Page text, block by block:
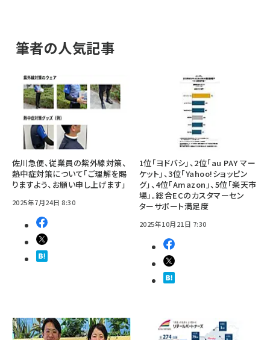
筆者の人気記事
佐川急便、従業員の紫外線対策、
熱中症対策について「ご理解を賜
りますよう、お願い申し上げます」
2025年7月24日 8:30
1位「ヨドバシ」、2位「au PAY マー
ケット」、3位「Yahoo!ショッピン
グ」、4位「Amazon」、5位「楽天市
場」。総合ECのカスタマーセン
ターサポート満足度
2025年10月21日 7:30